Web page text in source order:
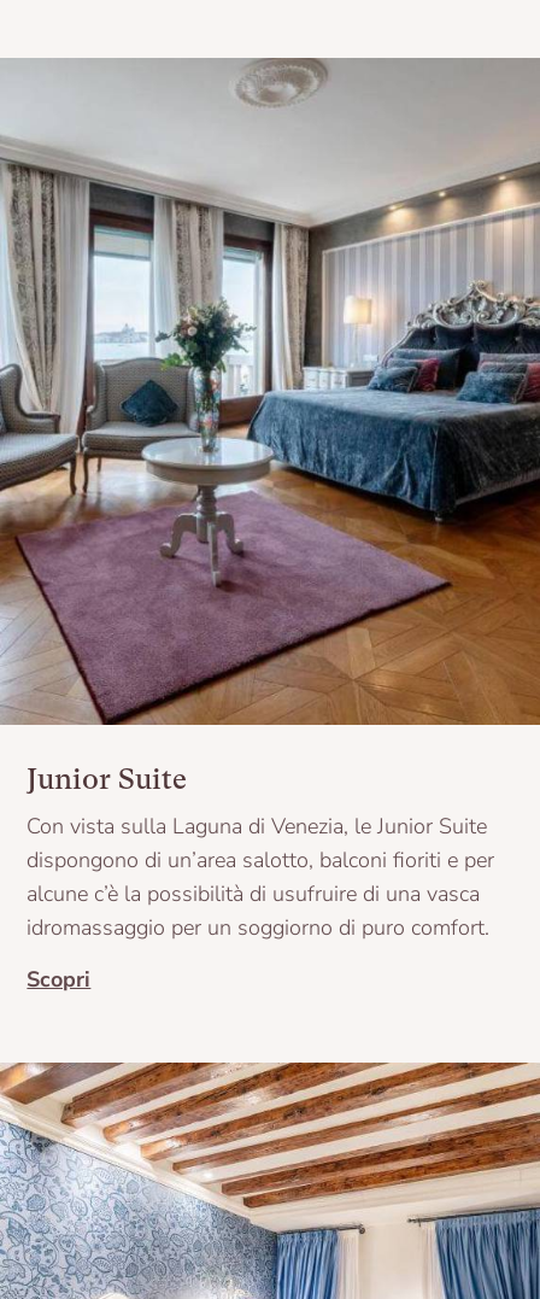
Junior Suite
Con vista sulla Laguna di Venezia, le Junior Suite
dispongono di un’area salotto, balconi fioriti e per
alcune c’è la possibilità di usufruire di una vasca
idromassaggio per un soggiorno di puro comfort.
Scopri